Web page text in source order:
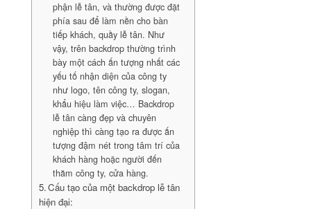
phận lễ tân, và thường được đặt
phía sau để làm nền cho bàn
tiếp khách, quầy lễ tân. Như
vậy, trên backdrop thường trình
bày một cách ấn tượng nhất các
yếu tố nhận diện của công ty
như logo, tên công ty, slogan,
khẩu hiệu làm việc… Backdrop
lễ tân càng đẹp và chuyên
nghiệp thì càng tạo ra được ấn
tượng đậm nét trong tâm trí của
khách hàng hoặc người đến
thăm công ty, cửa hàng.
Cấu tạo của một backdrop lễ tân
hiện đại: